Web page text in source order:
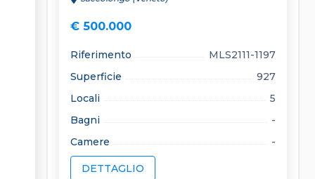
€ 500.000
Riferimento
MLS2111-1197
Superficie
927
Locali
5
Bagni
-
Camere
-
DETTAGLIO